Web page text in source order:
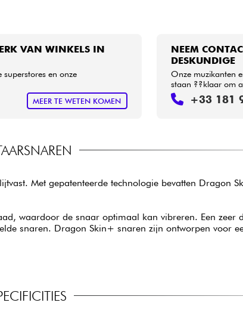
VAN WINKELS IN
en onze
MEER TE WETEN KOMEN
NEEM
DESKUNDIGE
Onze muzikanten
staan ??klaar om
+33 181
Met gepatenteerde technologie bevatten Dragon
waardoor de snaar optimaal kan vibreren. Een zeer
snaren. Dragon Skin+ snaren zijn ontworpen voor